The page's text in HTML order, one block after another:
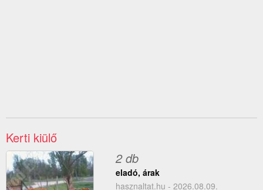
Kerti kiülő
2 db
eladó, árak
hasznaltat.hu - 2026.08.09.